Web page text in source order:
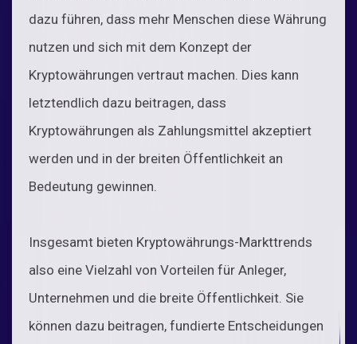
dazu führen, dass mehr Menschen diese Währung
nutzen und sich mit dem Konzept der
Kryptowährungen vertraut machen. Dies kann
letztendlich dazu beitragen, dass
Kryptowährungen als Zahlungsmittel akzeptiert
werden und in der breiten Öffentlichkeit an
Bedeutung gewinnen.
Insgesamt bieten Kryptowährungs-Markttrends
also eine Vielzahl von Vorteilen für Anleger,
Unternehmen und die breite Öffentlichkeit. Sie
können dazu beitragen, fundierte Entscheidungen